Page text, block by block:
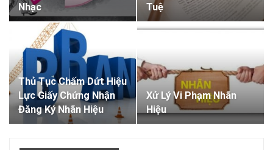
Nhạc
Tuệ
Thủ Tục Chấm Dứt Hiệu
Lực Giấy Chứng Nhận
Đăng Ký Nhãn Hiệu
Xử Lý Vi Phạm Nhãn
Hiệu